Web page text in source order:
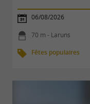
06/08/2026
70 m - Laruns
Fêtes populaires